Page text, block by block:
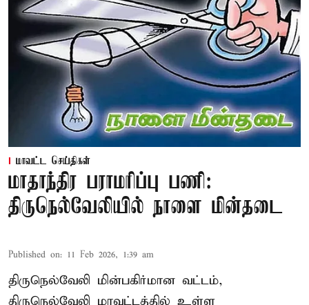
மாவட்ட செய்திகள்
மாதாந்திர பராமரிப்பு பணி:
திருநெல்வேலியில் நாளை மின்தடை
Published on: 11 Feb 2026, 1:39 am
திருநெல்வேலி மின்பகிர்மான வட்டம்,
திருநெல்வேலி மாவட்டத்தில் உள்ள